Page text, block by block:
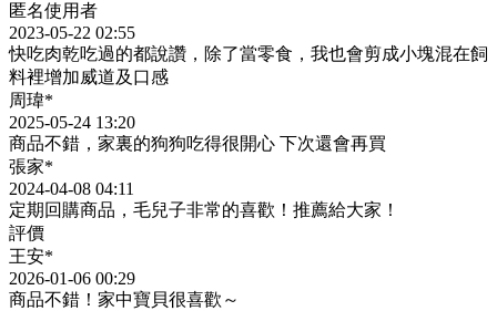
匿名使用者
2023-05-22 02:55
快吃肉乾吃過的都說讚，除了當零食，我也會剪成小塊混在飼
料裡增加威道及口感
周瑋*
2025-05-24 13:20
商品不錯，家裏的狗狗吃得很開心 下次還會再買
張家*
2024-04-08 04:11
定期回購商品，毛兒子非常的喜歡！推薦給大家！
評價
王安*
2026-01-06 00:29
商品不錯！家中寶貝很喜歡～